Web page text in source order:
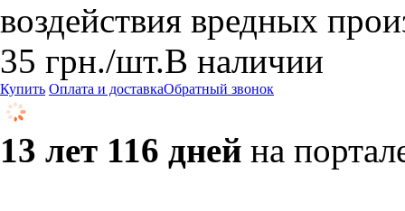
воздействия вредных
35 грн./шт.В наличии
Купить Оплата и доставкаОбратный звонок
13 лет 116 дней на